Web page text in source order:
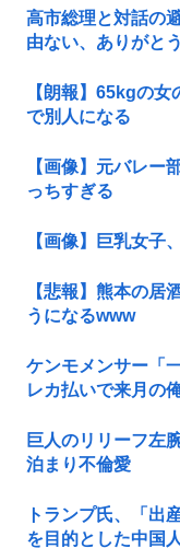
高市総理と対話の
由ない、ありがと
【朗報】65kgの
で別人になる
【画像】元バレー
っちすぎる
【画像】巨乳女子
【悲報】熊本の居
うになるwww
ケンモメンサー「
レカ払いで来月の
巨人のリリーフ左
泊まり不倫愛
トランプ氏、「出
を目的とした中国